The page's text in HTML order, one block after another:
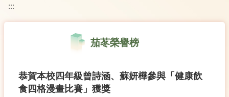
:::
茄苳榮譽榜
恭賀本校四年級曾詩涵、蘇妍樺參與「健康飲
食四格漫畫比賽」獲獎